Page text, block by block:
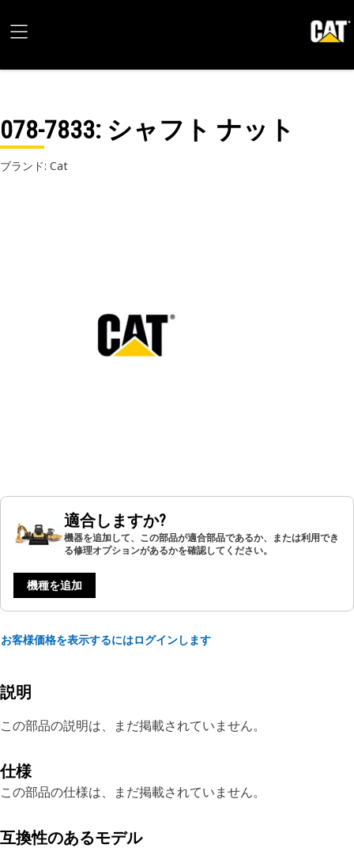
078-7833: シャフト ナット
ブランド: Cat
適合しますか?
機器を追加して、この部品が適合部品であるか、または利用でき
る修理オプションがあるかを確認してください。
機種を追加
お客様価格を表示するにはログインします
説明
この部品の説明は、まだ掲載されていません。
仕様
この部品の仕様は、まだ掲載されていません。
互換性のあるモデル